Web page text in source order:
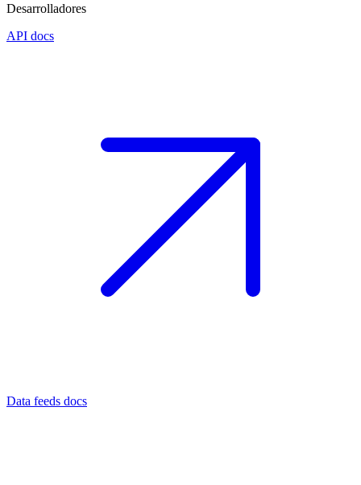
Desarrolladores
API docs
Data feeds docs